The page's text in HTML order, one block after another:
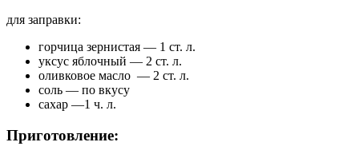
для заправки:
горчица зернистая — 1 ст. л.
уксус яблочный — 2 ст. л.
оливковое масло — 2 ст. л.
соль — по вкусу
сахар —1 ч. л.
Приготовление: